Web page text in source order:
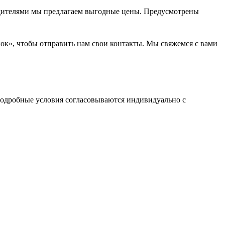
мы предлагаем выгодные цены. Предусмотрены
чтобы отправить нам свои контакты. Мы свяжемся с вами
условия согласовываются индивидуально с